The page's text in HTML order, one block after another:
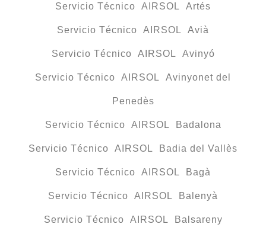
Servicio Técnico AIRSOL Artés
Servicio Técnico AIRSOL Avià
Servicio Técnico AIRSOL Avinyó
Servicio Técnico AIRSOL Avinyonet del
Penedès
Servicio Técnico AIRSOL Badalona
Servicio Técnico AIRSOL Badia del Vallès
Servicio Técnico AIRSOL Bagà
Servicio Técnico AIRSOL Balenyà
Servicio Técnico AIRSOL Balsareny